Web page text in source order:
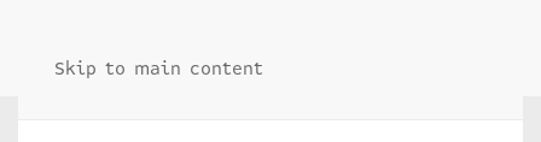
Skip to main content